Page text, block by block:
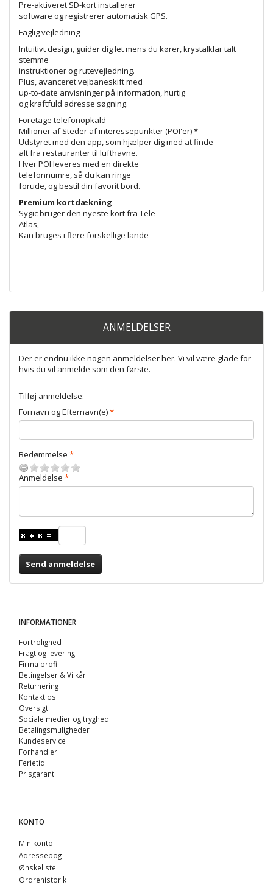
Pre-aktiveret SD-kort installerer
software og registrerer automatisk GPS.
Faglig vejledning
Intuitivt design, guider dig let mens du kører, krystalklar talt
stemme
instruktioner og rutevejledning.
Plus, avanceret vejbaneskift med
up-to-date anvisninger på information, hurtig
og kraftfuld adresse søgning.
Foretage telefonopkald
Millioner af Steder af interessepunkter (POI'er) *
Udstyret med den app, som hjælper dig med at finde
alt fra restauranter til lufthavne.
Hver POI leveres med en direkte
telefonnumre, så du kan ringe
forude, og bestil din favorit bord.
Premium kortdækning
Sygic bruger den nyeste kort fra Tele
Atlas,
Kan bruges i flere forskellige lande
ANMELDELSER
Der er endnu ikke nogen anmeldelser her. Vi vil være glade for
hvis du vil anmelde som den første.
Tilføj anmeldelse:
Fornavn og Efternavn(e)
Bedømmelse
Anmeldelse
Send anmeldelse
INFORMATIONER
Fortrolighed
Fragt og levering
Firma profil
Betingelser & Vilkår
Returnering
Kontakt os
Oversigt
Sociale medier og tryghed
Betalingsmuligheder
Kundeservice
Forhandler
Ferietid
Prisgaranti
KONTO
Min konto
Adressebog
Ønskeliste
Ordrehistorik